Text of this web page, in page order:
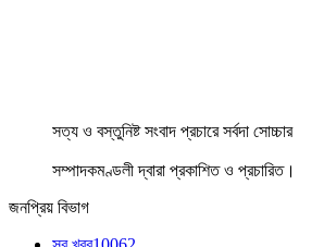
সত্য ও বস্তুনিষ্ট সংবাদ প্রচারে সর্বদা সোচ্চার
সম্পাদকমণ্ডলী দ্বারা প্রকাশিত ও প্রচারিত।
জনপ্রিয় বিভাগ